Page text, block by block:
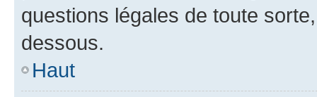
questions légales de toute
dessous.
Haut